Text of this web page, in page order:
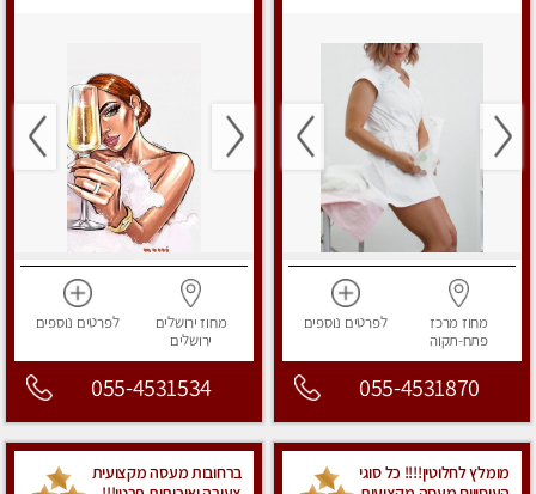
מחוז מרכז
פתח-תקוה
לפרטים נוספים
055-4531870
מחוז ירושלים
ירושלים
לפרטים נוספים
055-4531534
מומלץ לחלוטין!!!! כל סוגי
ברחובות מעסה מקצועית